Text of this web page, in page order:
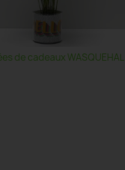
de cadeaux WASQUEHAL